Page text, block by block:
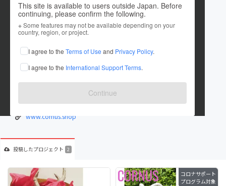
This site is available to users outside Japan. Before
continuing, please confirm the following.
※ Some features may not be available depending on your
country, region, or project.
I agree to the Terms of Use and Privacy Policy.
I agree to the International Support Terms.
Continue
cornus itsuko ueda
これまでに2回支援して2件のプロジェクトを投稿しています
在住国：日本 現在地：東京都
出身国：日本 出身地：岐阜県
岐阜出身 東京在住 美味しい料理とビールがあれば、、、
www.cornus.shop
投稿したプロジェクト 2
コロナサポート
プログラム対象